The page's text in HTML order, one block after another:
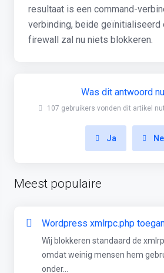
resultaat is een command-
verbinding, beide geïnitialiseerd
firewall zal nu niets blokkeren.
Was dit antwoord
107 gebruikers vonden dit artikel
Ja
Meest populaire
Wordpress xmlrpc.php
Wij blokkeren standaard de
omdat weinig mensen hem
onder...